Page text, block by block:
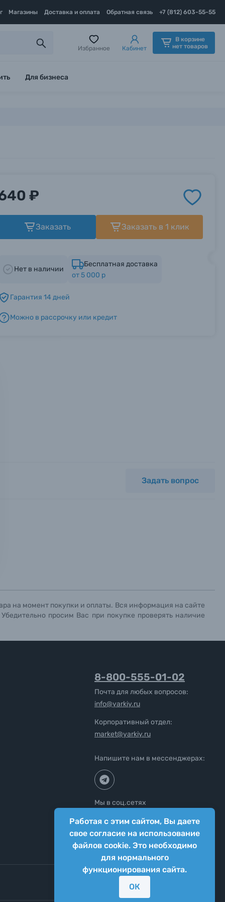
Магазины Доставка и оплата Обратная связь +7 (812) 603-55-55
Избранное Кабинет
В корзине
нет товаров
Для бизнеса
с
₽
Заказать Заказать в 1 клик
Нет в наличии
Бесплатная доставка
от 5 000 р
Гарантия 14 дней
Можно в рассрочку или кредит
Задать вопрос
на момент покупки и оплаты. Вся информация на сайте
просим Вас при покупке проверять наличие
Работая с этим сайтом, Вы даете
свое согласие на использование
файлов cookie. Это необходимо
для нормального
функционирования сайта.
ОК
8-800-555-01-02
Почта для любых вопросов:
info@yarkiy.ru
Корпоративный отдел:
market@yarkiy.ru
Напишите нам в мессенджерах:
Мы в соц.сетях